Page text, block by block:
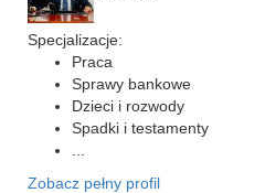
Specjalizacje:
Praca
Sprawy bankowe
Dzieci i rozwody
Spadki i testamenty
Zobacz pełny profil